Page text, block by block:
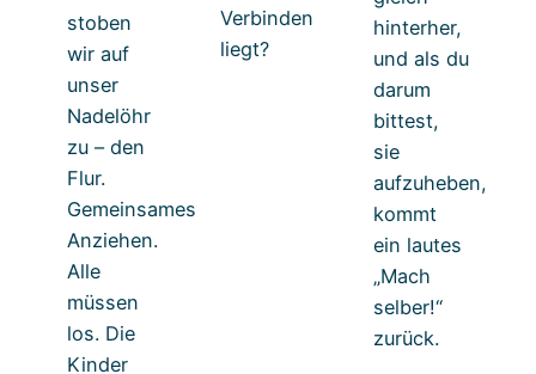
stoben
wir auf
unser
Nadelöhr
zu – den
Flur.
Gemeinsames
Anziehen.
Alle
müssen
los. Die
Kinder
Verbinden
liegt?
hinterher,
und als du
darum
bittest,
sie
aufzuheben,
kommt
ein lautes
„Mach
selber!“
zurück.